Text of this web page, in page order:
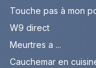
Touche pas à mon
W9 direct
Meurtres a ...
Cauchemar en